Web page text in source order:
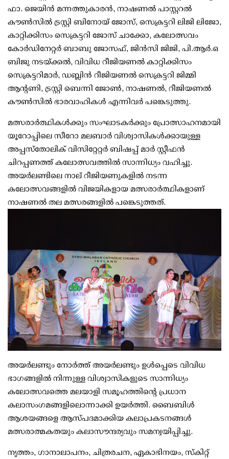
ഫാ. ജെയിൻ മന്നത്തുകാരൻ, നാഷണൽ പാസ്റ്ററൽ
കൗൺസിൽ ട്രസ്റ്റി ബിനോയ് ജോസ്, സെക്രട്ടറി ലിജി ലിജോ,
കാറ്റിക്കിസം സെക്രട്ടറി ജോസ് ചാക്കോ, കലോത്സവം
കോർഡിനേറ്റർ ബാബു ജോസഫ്, ജിൻസി ജിജി, പി.ആർ.ഒ
ബിജു നടയ്ക്കൽ, വിവിധ റീജിയണൽ കാറ്റിക്കിസം
സെക്രട്ടറിമാർ, ഡബ്ലിൻ റീജിയണൽ സെക്രട്ടറി ജിമ്മി
ആന്റണി, ട്രസ്റ്റി ബെന്നി ജോൺ, നാഷണൽ, റീജിയണൽ
കൗൺസിൽ ഭാരവാഹികൾ എന്നിവർ പങ്കെടുത്തു.
മത്സരാർത്ഥികൾക്കും സംഘാടകർക്കും പ്രോത്സാഹനമായി
യൂറോപ്പിലെ സീറോ മലബാർ വിശ്വാസികൾക്കായുള്ള
അപ്പസ്തോലിക് വിസിറ്റേറ്റർ ബിഷപ്പ് മാർ സ്റ്റീഫൻ
ചിറപ്പണത്ത് കലോത്സവത്തിൽ സാന്നിധ്യം വഹിച്ചു.
അയർലണ്ടിലെ നാല് റീജിയണുകളിൽ നടന്ന
കലോത്സവങ്ങളിൽ വിജയികളായ മത്സരാർത്ഥികളാണ്
നാഷണൽ തല മത്സരങ്ങളിൽ പങ്കെടുത്തത്.
അയർലണ്ടും നോർത്ത് അയർലണ്ടും ഉൾപ്പെടെ വിവിധ
ഭാഗങ്ങളിൽ നിന്നുള്ള വിശ്വാസികളുടെ സാന്നിധ്യം
കലോത്സവത്തെ മലയാളി സമൂഹത്തിന്റെ പ്രധാന
കലാസംഗമങ്ങളിലൊന്നാക്കി ഉയർത്തി. ബൈബിൾ
ആശയങ്ങളെ ആസ്പദമാക്കിയ കലാപ്രകടനങ്ങൾ
മത്സരാത്മകതയും കലാസൗന്ദര്യവും സമന്വയിപ്പിച്ചു.
നൃത്തം, ഗാനാലാപനം, ചിത്രരചന, ഏകാഭിനയം, സ്കിറ്റ്